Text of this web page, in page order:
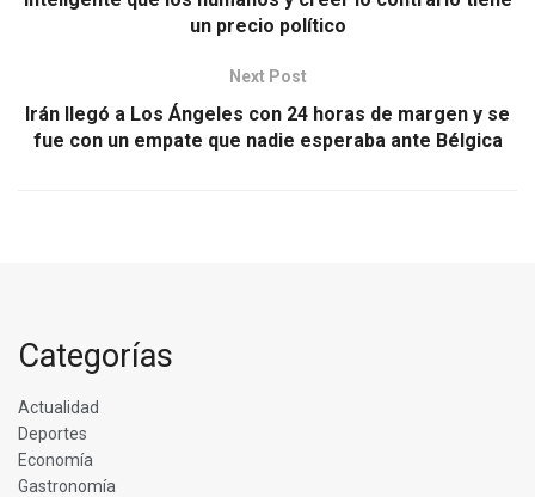
un precio político
Next Post
Irán llegó a Los Ángeles con 24 horas de margen y se
fue con un empate que nadie esperaba ante Bélgica
Categorías
Actualidad
Deportes
Economía
Gastronomía